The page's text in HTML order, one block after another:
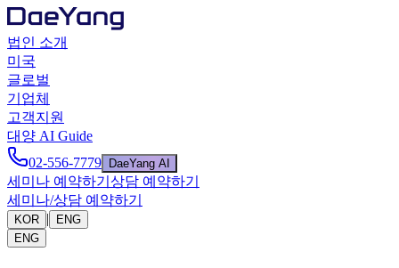
법인 소개
미국
글로벌
기업체
고객지원
대양 AI Guide
02-556-7779
DaeYang AI
세미나 예약하기 상담 예약하기
세미나/상담 예약하기
KOR |
ENG
ENG